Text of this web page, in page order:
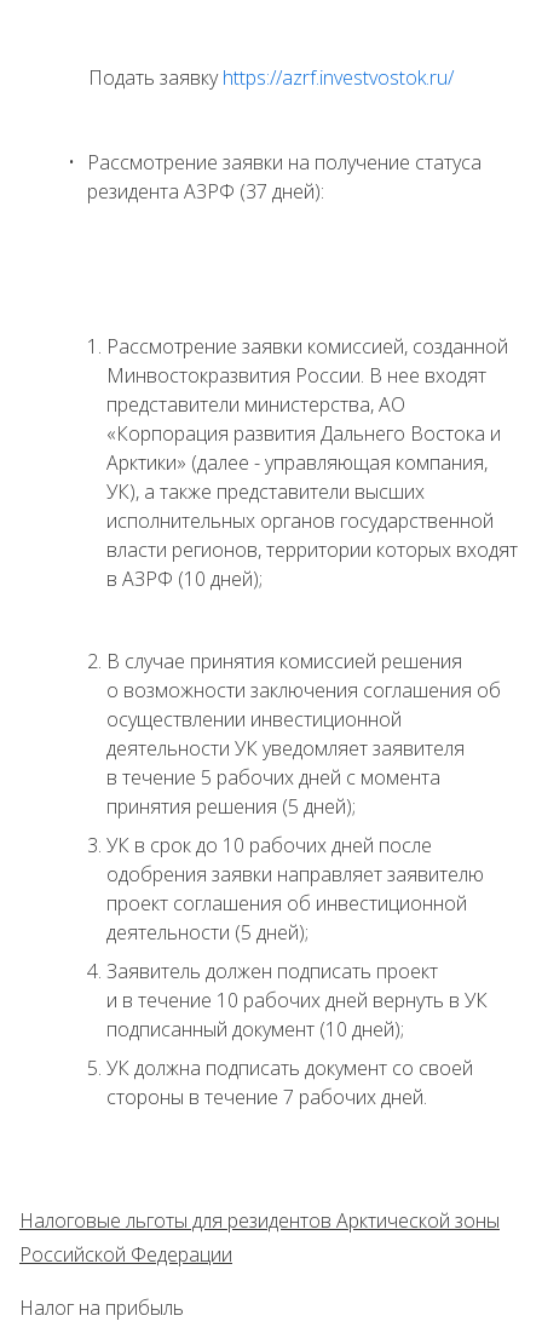
Подать заявкуhttps://azrf.investvostok.ru/
Рассмотрение заявки на получение статуса
резидента АЗРФ (37 дней):
Рассмотрение заявки комиссией, созданной
Минвостокразвития России. В нее входят
представители министерства, АО
«Корпорация развития Дальнего Востока и
Арктики» (далее - управляющая компания,
УК), а также представители высших
исполнительных органов государственной
власти регионов, территории которых входят
в АЗРФ (10 дней);
В случае принятия комиссией решения
о возможности заключения соглашения об
осуществлении инвестиционной
деятельности УК уведомляет заявителя
в течение 5 рабочих дней с момента
принятия решения (5 дней);
УК в срок до 10 рабочих дней после
одобрения заявки направляет заявителю
проект соглашения об инвестиционной
деятельности (5 дней);
Заявитель должен подписать проект
и в течение 10 рабочих дней вернуть в УК
подписанный документ (10 дней);
УК должна подписать документ со своей
стороны в течение 7 рабочих дней.
Налоговые льготы для резидентов Арктической зоны
Российской Федерации
Налог на прибыль